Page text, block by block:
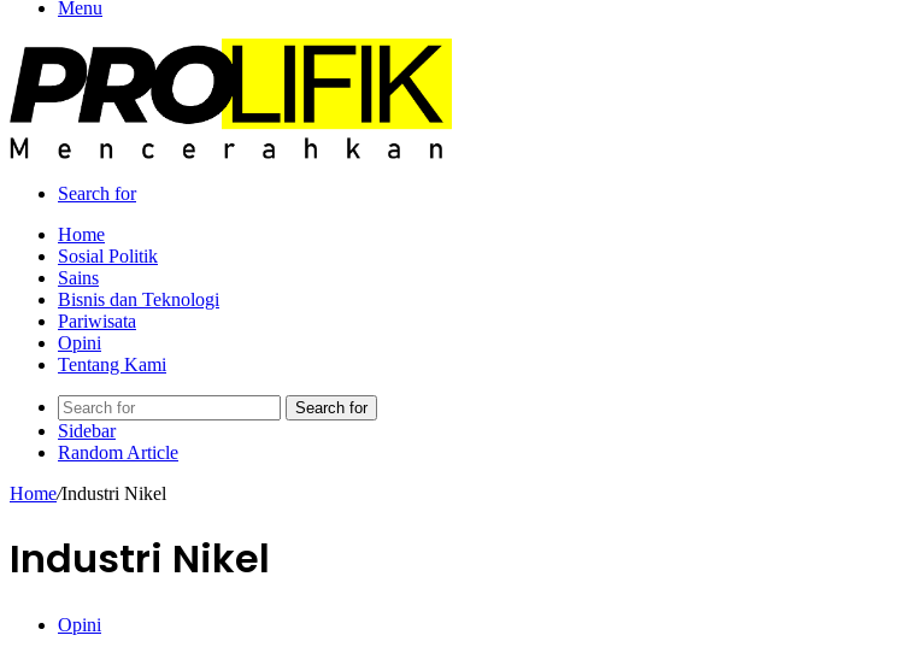
Menu
Search for
Home
Sosial Politik
Sains
Bisnis dan Teknologi
Pariwisata
Opini
Tentang Kami
Search for
Sidebar
Random Article
Home/Industri Nikel
Industri Nikel
Opini